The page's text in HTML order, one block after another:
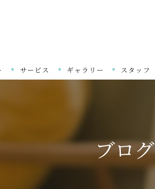
サービス ギャラリー スタッフ
ブログ